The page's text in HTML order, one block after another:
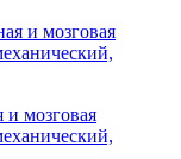
мозговая